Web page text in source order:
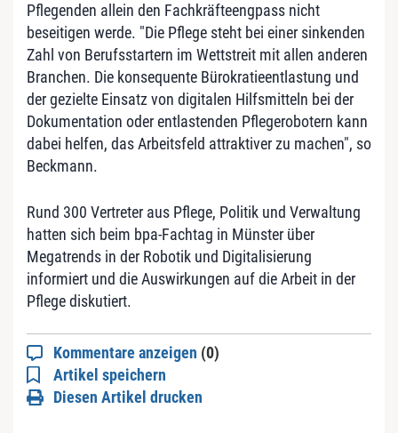
Pflegenden allein den Fachkräfteengpass nicht
beseitigen werde. "Die Pflege steht bei einer sinkenden
Zahl von Berufsstartern im Wettstreit mit allen anderen
Branchen. Die konsequente Bürokratieentlastung und
der gezielte Einsatz von digitalen Hilfsmitteln bei der
Dokumentation oder entlastenden Pflegerobotern kann
dabei helfen, das Arbeitsfeld attraktiver zu machen", so
Beckmann.
Rund 300 Vertreter aus Pflege, Politik und Verwaltung
hatten sich beim bpa-Fachtag in Münster über
Megatrends in der Robotik und Digitalisierung
informiert und die Auswirkungen auf die Arbeit in der
Pflege diskutiert.
Kommentare anzeigen (0)
Artikel speichern
Diesen Artikel drucken